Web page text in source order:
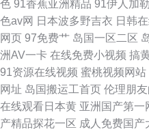
色 91香蕉亚洲精品 91伊人加
色av网 日本波多野吉衣 日韩
网页 97免费艹 岛国一区二区
洲AV一卡 在线免费小视频 搞
91资源在线视频 蜜桃视频网站
网址 岛国搬运工首页 伦理朋
在线观看日本黄 亚洲国产第一
产精品探花一区 成人免费国产